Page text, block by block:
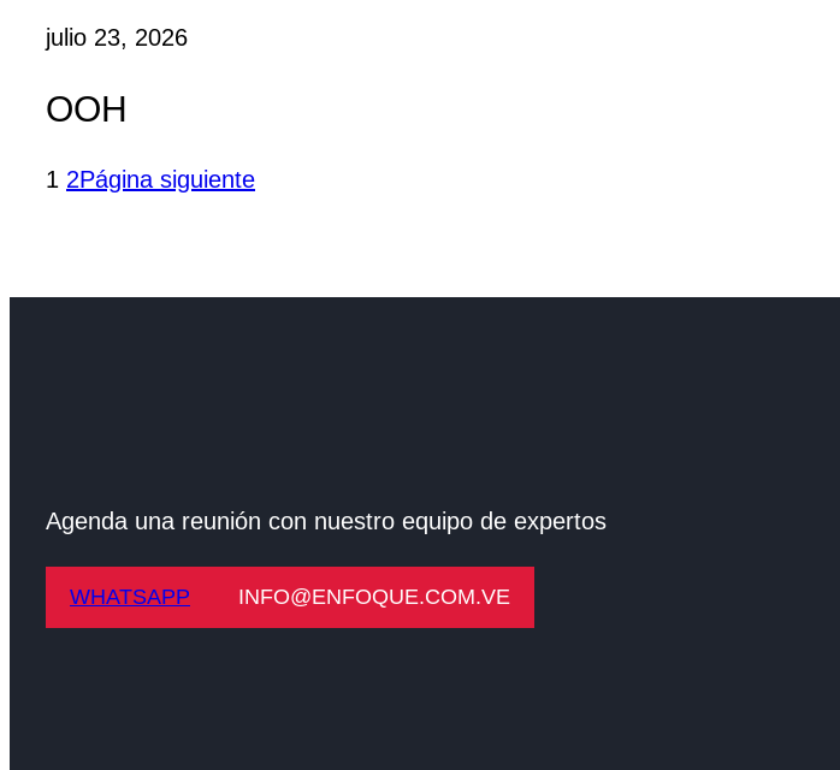
julio 23, 2026
OOH
1 2Página siguiente
Agenda una reunión con nuestro equipo de expertos
WHATSAPP INFO@ENFOQUE.COM.VE